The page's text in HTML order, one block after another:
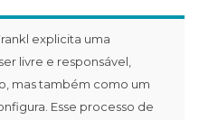
explicita uma
livre e responsável,
mas também como um
Esse processo de